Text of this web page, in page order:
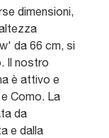
dimensioni,
da 66 cm, si
Il nostro
è attivo e
Como. La
da
e dalla